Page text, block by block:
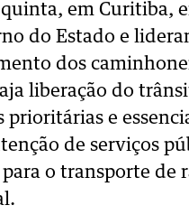
em Curitiba,
do Estado e
dos
liberação do
prioritárias e
de serviços
o transporte de